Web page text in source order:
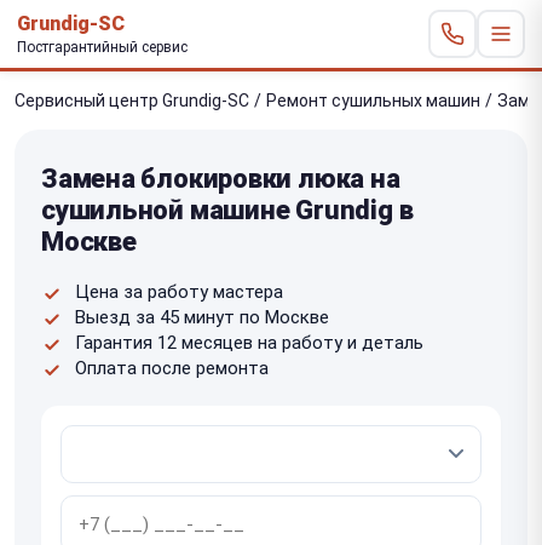
Grundig-SC
Постгарантийный сервис
Сервисный центр Grundig-SC / Ремонт сушильных машин /
Замена блокировки люка на
сушильной машине Grundig в
Москве
Цена за работу мастера
Выезд за 45 минут по Москве
Гарантия 12 месяцев на работу и деталь
Оплата после ремонта